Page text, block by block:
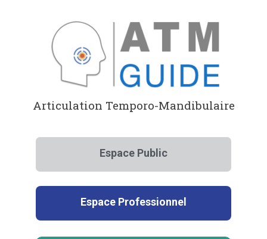
Articulation Temporo-Mandibulaire
Espace Public
Espace Professionnel